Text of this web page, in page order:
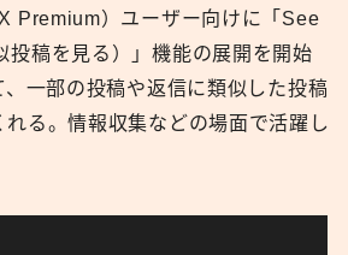
Premium）ユーザー向けに「See
稿を見る）」機能の展開を開始
、一部の投稿や返信に類似した投稿
れる。情報収集などの場面で活躍し